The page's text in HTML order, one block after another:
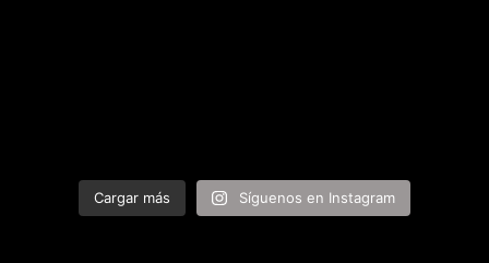
Cargar más Síguenos en Instagram